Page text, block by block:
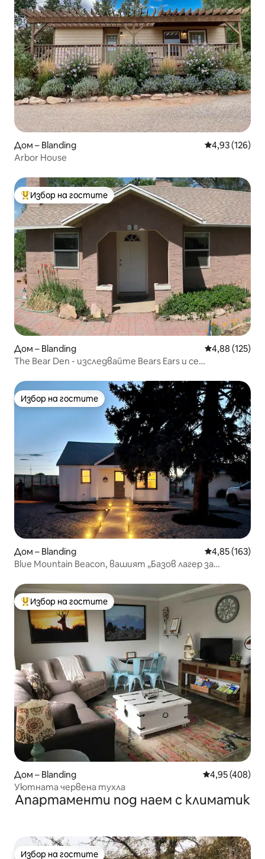
Дом – Blanding Средна
4,93 (126)
Arbor House
Най-популярен избор на гостите
Избор на гостите
Дом – Blanding Средна
4,88 (125)
The Bear Den - изследвайте Bears Ears и се
Избор на гостите
Избор на гостите
Дом – Blanding Средна
4,85 (163)
Blue Mountain Beacon, вашият „Базов лагер за
Най-популярен избор на гостите
Избор на гостите
Дом – Blanding Средна
4,95 (408)
Уютната червена тухла
Апартаменти под наем с климатик
Избор на гостите